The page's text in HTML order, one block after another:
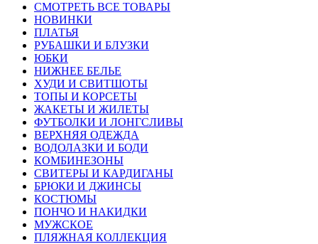
СМОТРЕТЬ ВСЕ ТОВАРЫ
НОВИНКИ
ПЛАТЬЯ
РУБАШКИ И БЛУЗКИ
ЮБКИ
НИЖНЕЕ БЕЛЬЕ
ХУДИ И СВИТШОТЫ
ТОПЫ И КОРСЕТЫ
ЖАКЕТЫ И ЖИЛЕТЫ
ФУТБОЛКИ И ЛОНГСЛИВЫ
ВЕРХНЯЯ ОДЕЖДА
ВОДОЛАЗКИ И БОДИ
КОМБИНЕЗОНЫ
СВИТЕРЫ И КАРДИГАНЫ
БРЮКИ И ДЖИНСЫ
КОСТЮМЫ
ПОНЧО И НАКИДКИ
МУЖСКОЕ
ПЛЯЖНАЯ КОЛЛЕКЦИЯ